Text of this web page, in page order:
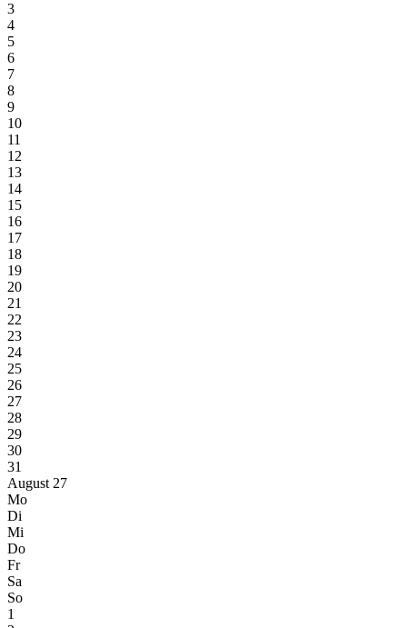
3
4
5
6
7
8
9
10
11
12
13
14
15
16
17
18
19
20
21
22
23
24
25
26
27
28
29
30
31
August 27
Mo
Di
Mi
Do
Fr
Sa
So
1